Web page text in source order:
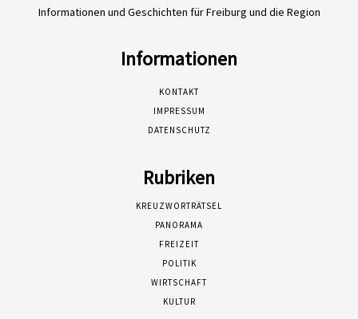
Informationen und Geschichten für Freiburg und die Region
Informationen
KONTAKT
IMPRESSUM
DATENSCHUTZ
Rubriken
KREUZWORTRÄTSEL
PANORAMA
FREIZEIT
POLITIK
WIRTSCHAFT
KULTUR